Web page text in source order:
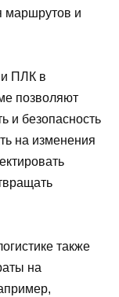
маршрутов и
ПЛК в
позволяют
и безопасность
на изменения
также
на